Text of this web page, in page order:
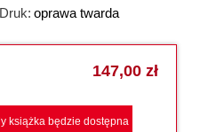
Druk: oprawa twarda
147,00 zł
książka będzie dostępna